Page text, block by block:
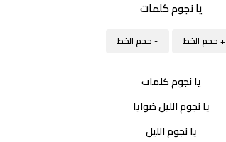
يا نجوم كلمات
+ حجم الخط - حجم الخط
يا نجوم كلمات
يا نجوم الليل ضوايا
يا نجوم الليل